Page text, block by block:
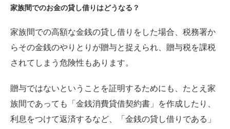
家族間でのお金の貸し借りはどうなる？
家族間での高額な金銭の貸し借りをした場合、税務署か
らその金銭のやりとりが贈与と捉えられ、贈与税を課税
されてしまう危険性もあります。
贈与ではないということを証明するためにも、たとえ家
族間であっても「金銭消費貸借契約書」を作成したり、
利息をつけて返済するなど、「金銭の貸し借りである」